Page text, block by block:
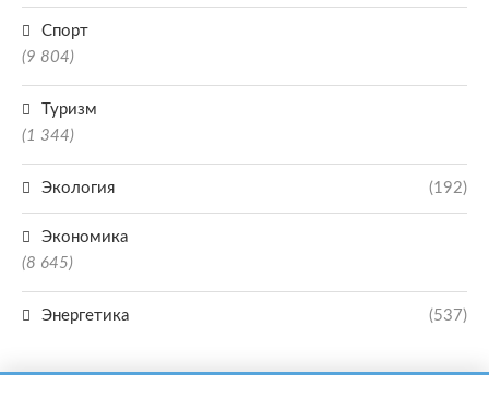
Спорт
(9 804)
Туризм
(1 344)
Экология (192)
Экономика
(8 645)
Энергетика (537)